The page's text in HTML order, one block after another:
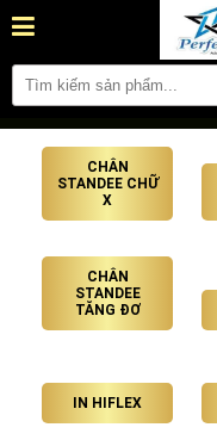
CHÂN
STANDEE CHỮ
X
CHÂN
STANDEE
TĂNG ĐƠ
IN HIFLEX